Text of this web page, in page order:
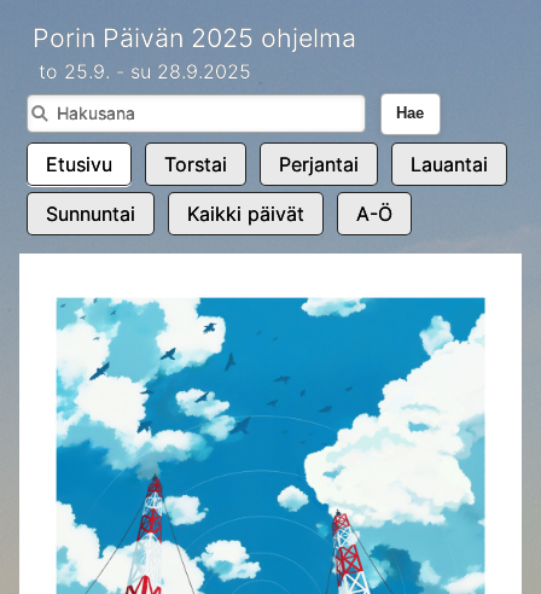
Porin Päivän 2025 ohjelma
to 25.9. - su 28.9.2025
Hae
Etusivu Torstai Perjantai Lauantai
Sunnuntai Kaikki päivät A-Ö